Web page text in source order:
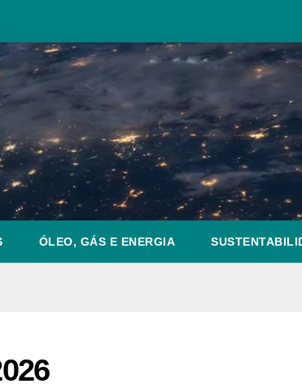
ÓLEO, GÁS E ENERGIA